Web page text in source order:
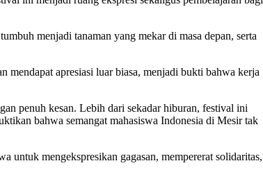
menjadi tanaman yang mekar di masa depan, serta
mendapat apresiasi luar biasa, menjadi bukti bahwa kerja
penuh kesan. Lebih dari sekadar hiburan, festival ini
bahwa semangat mahasiswa Indonesia di Mesir tak
untuk mengekspresikan gagasan, mempererat solidaritas,